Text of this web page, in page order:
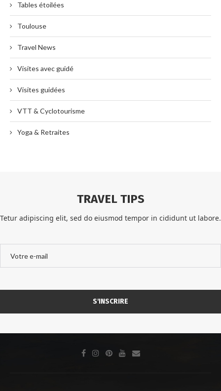
Tables étoilées
Toulouse
Travel News
Visites avec guidé
Visites guidées
VTT & Cyclotourisme
Yoga & Retraites
TRAVEL TIPS
Tetur adipiscing elit, sed do eiusmod tempor in cididunt ut labore.